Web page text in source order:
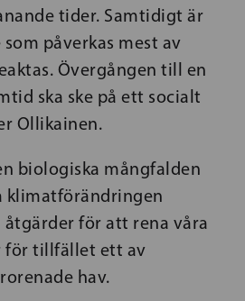
tider. Samtidigt är
påverkas mest av
Övergången till en
ska ske på ett socialt
Ollikainen.
biologiska mångfalden
klimatförändringen
åtgärder för att rena våra
för tillfället ett av
hav.